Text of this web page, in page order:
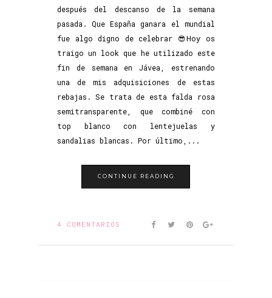
después del descanso de la semana
pasada. Que España ganara el mundial
fue algo digno de celebrar 😎Hoy os
traigo un look que he utilizado este
fin de semana en Jávea, estrenando
una de mis adquisiciones de estas
rebajas. Se trata de esta falda rosa
semitransparente, que combiné con
top blanco con lentejuelas y
sandalias blancas. Por último,...
CONTINUE READING
4 COMENTARIOS